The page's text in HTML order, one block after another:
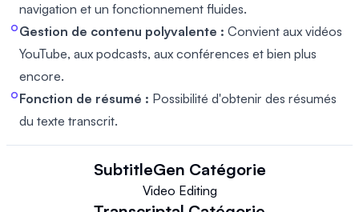
navigation et un fonctionnement fluides.
Gestion de contenu polyvalente : Convient aux vidéos
YouTube, aux podcasts, aux conférences et bien plus
encore.
Fonction de résumé : Possibilité d'obtenir des résumés
du texte transcrit.
SubtitleGen Catégorie
Video Editing